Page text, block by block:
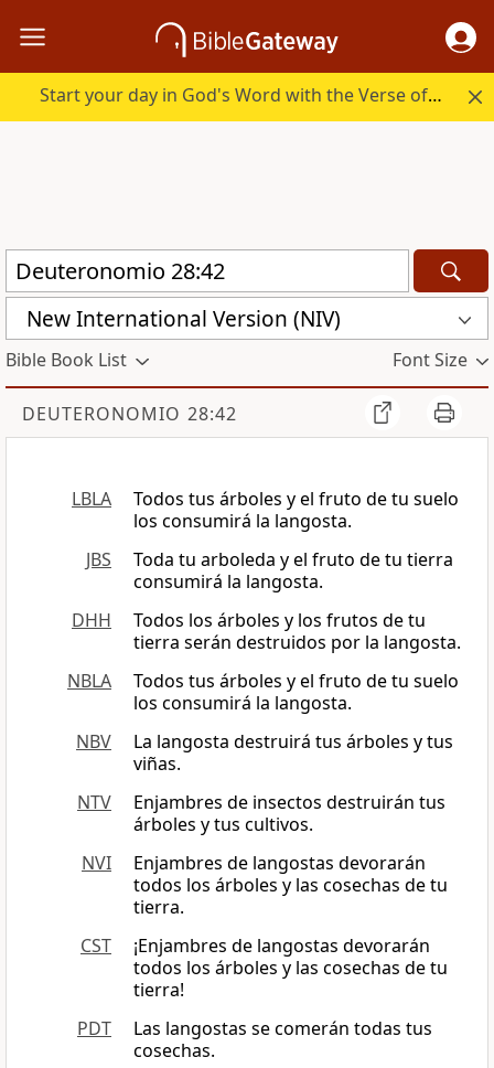
Start your day in God's Word with the Verse of the Day.
New International Version (NIV)
Bible Book List Font Size
DEUTERONOMIO 28:42
LBLA
Todos tus árboles y el fruto de tu suelo
los consumirá la langosta.
JBS
Toda tu arboleda y el fruto de tu tierra
consumirá la langosta.
DHH
Todos los árboles y los frutos de tu
tierra serán destruidos por la langosta.
NBLA
Todos tus árboles y el fruto de tu suelo
los consumirá la langosta.
NBV
La langosta destruirá tus árboles y tus
viñas.
NTV
Enjambres de insectos destruirán tus
árboles y tus cultivos.
NVI
Enjambres de langostas devorarán
todos los árboles y las cosechas de tu
tierra.
CST
¡Enjambres de langostas devorarán
todos los árboles y las cosechas de tu
tierra!
PDT
Las langostas se comerán todas tus
cosechas.